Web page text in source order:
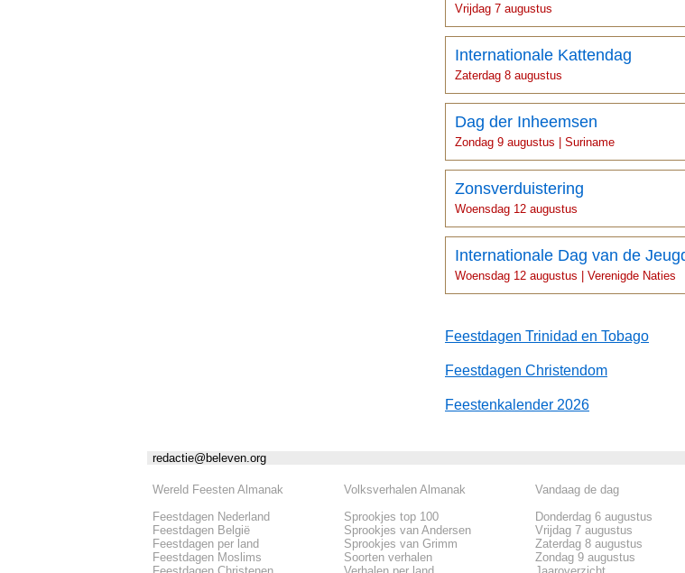
Vrijdag 7 augustus
Internationale Kattendag
Zaterdag 8 augustus
Dag der Inheemsen
Zondag 9 augustus | Suriname
Zonsverduistering
Woensdag 12 augustus
Internationale Dag van de
Woensdag 12 augustus | Verenigde Naties
Feestdagen Trinidad en Tobago
Feestdagen Christendom
Feestenkalender 2026
redactie@beleven.org
Wereld Feesten Almanak
Feestdagen Nederland
Feestdagen België
Feestdagen per land
Feestdagen Moslims
Volksverhalen Almanak
Sprookjes top 100
Sprookjes van Andersen
Sprookjes van Grimm
Soorten verhalen
Vandaag de dag
Donderdag 6 augustus
Vrijdag 7 augustus
Zaterdag 8 augustus
Zondag 9 augustus